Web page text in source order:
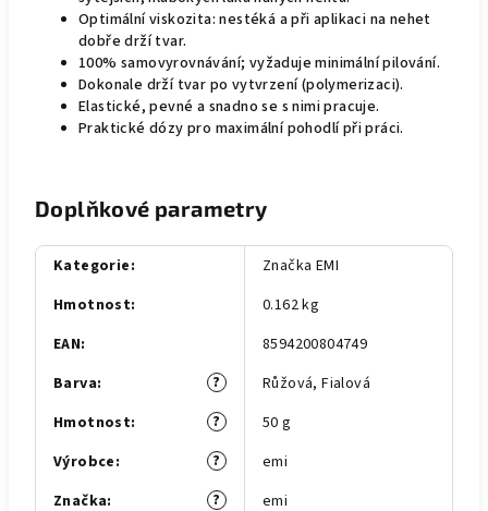
Optimální viskozita: nestéká a při aplikaci na nehet
dobře drží tvar.
100% samovyrovnávání; vyžaduje minimální pilování.
Dokonale drží tvar po vytvrzení (polymerizaci).
Elastické, pevné a snadno se s nimi pracuje.
Praktické dózy pro maximální pohodlí při práci.
Doplňkové parametry
Kategorie:
Značka EMI
Hmotnost:
0.162 kg
EAN:
8594200804749
?
Barva: Růžová,Fialová
?
Hmotnost:
50 g
?
Výrobce:
emi
?
Značka: emi